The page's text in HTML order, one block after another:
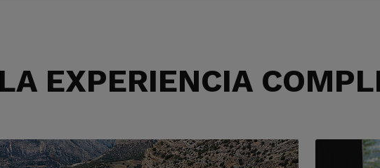
EXPERIENCIA